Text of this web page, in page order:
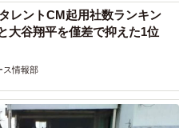
タレントCM起用社数ランキン
大谷翔平を僅差で抑えた1位
ス情報部